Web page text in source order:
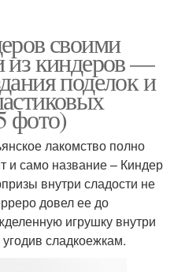
своими
из киндеров —
поделок и
фото)
лакомство полно
и само название – Киндер
внутри сладости не
довел ее до
игрушку внутри
сладкоежкам.